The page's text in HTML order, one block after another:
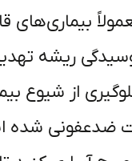
بیماری‌های
ریشه تهدید
از شیوع
شده